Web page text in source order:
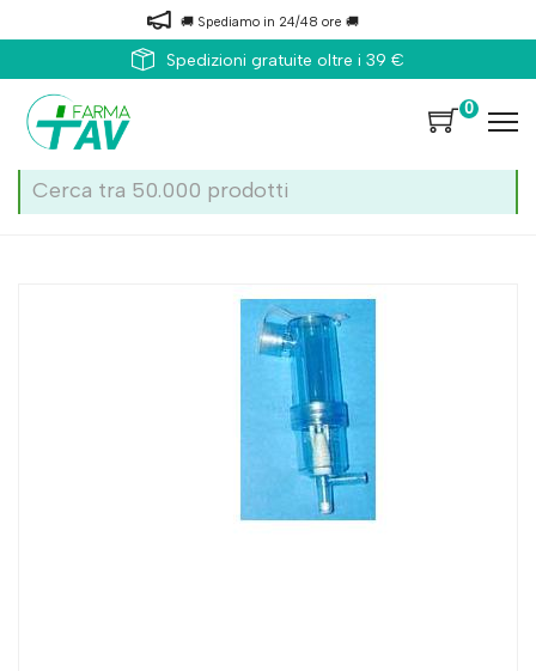
🚚 Spediamo in 24/48 ore 🚚
Spedizioni gratuite oltre i 39 €
0